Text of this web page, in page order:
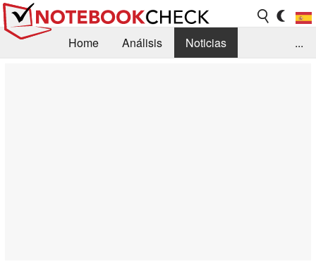
Home Análisis
Noticias
...